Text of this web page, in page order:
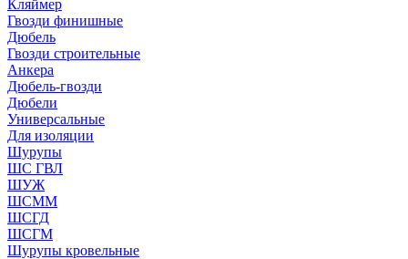
Кляймер
Гвозди финишные
Дюбель
Гвозди строительные
Анкера
Дюбель-гвозди
Дюбели
Универсальные
Для изоляции
Шурупы
ШС ГВЛ
ШУЖ
ШСММ
ШСГД
ШСГМ
Шурупы кровельные